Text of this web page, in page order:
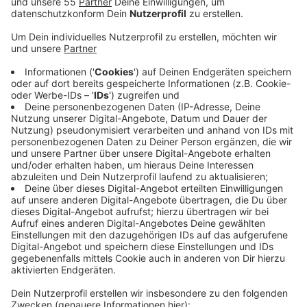
Anzeige
Der Name steht für "Ökologisches Projekt für
integrierte Umwelt-Technik". Über ein Jahr verteilt
gibt es für die teilnehmenden Unternehmen
Workshops und Beratungen. Zum Beispiel sollen sie
durch weniger Betriebskosten hin zu mehr
Energieeffizienz - gleichzeitig soll aber auch der
Verbrauch von Ressourcen gesenkt werden. Am Ende
des Jahres wird dann alles nochmal geprüft und es
gibt eine Auszeichnung. Die Beratungsleistungen
werden vom Land NRW gefördert. Unternehmen, die
schon bei ÖKOPROFIT mitgemacht haben, sparen
demnach im Schnitt 40.000 Euro im Jahr ein. In den
Unternehmen teilgenommen.